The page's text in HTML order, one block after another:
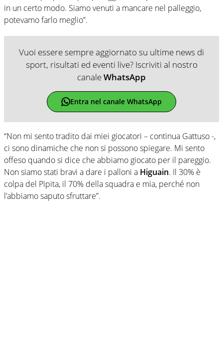
in un certo modo. Siamo venuti a mancare nel palleggio,
potevamo farlo meglio”.
Vuoi essere sempre aggiornato su ultime news di
sport, risultati ed eventi live? Iscriviti al nostro
canaleWhatsApp
Entra nel canale WhatsApp
“Non mi sento tradito dai miei giocatori – continua Gattuso -,
ci sono dinamiche che non si possono spiegare. Mi sento
offeso quando si dice che abbiamo giocato per il pareggio.
Non siamo stati bravi a dare i palloni a Higuain. Il 30% è
colpa del Pipita, il 70% della squadra e mia, perché non
l’abbiamo saputo sfruttare”.